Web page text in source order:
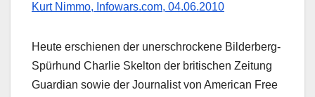
Kurt Nimmo, Infowars.com, 04.06.2010
Heute erschienen der unerschrockene Bilderberg-
Spürhund Charlie Skelton der britischen Zeitung
Guardian sowie der Journalist von American Free